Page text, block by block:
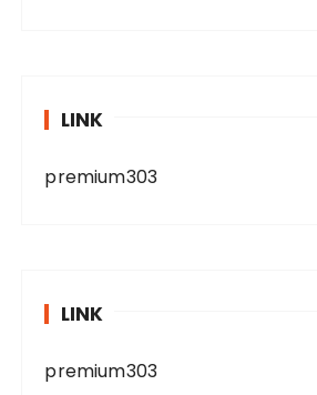
LINK
premium303
LINK
premium303